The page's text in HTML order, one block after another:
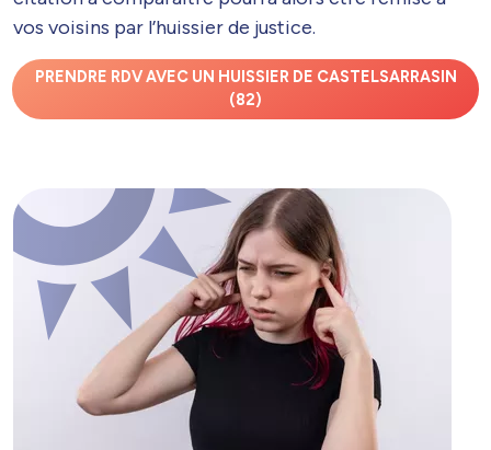
vos voisins par l’huissier de justice.
PRENDRE RDV AVEC UN HUISSIER DE CASTELSARRASIN
(82)